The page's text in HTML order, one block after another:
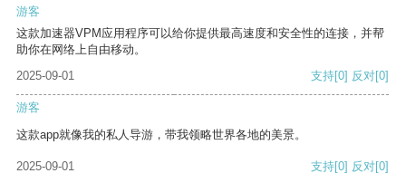
游客
这款加速器VPM应用程序可以给你提供最高速度和安全性的连接，并帮
助你在网络上自由移动。
2025-09-01
支持[0] 反对[0]
游客
这款app就像我的私人导游，带我领略世界各地的美景。
2025-09-01 支持[0] 反对[0]